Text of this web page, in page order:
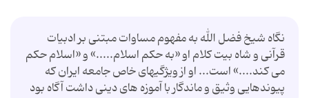
نگاه شیخ فضل الله به مفهوم مساوات مبتنی بر ادبیات
قرآنی و شاه بیت کلام او «به حکم اسلام.....» و «اسلام حکم
می کند....» است... او از ویژگیهای خاص جامعه ایران که
پیوندهایی وثیق و ماندگار با آموزه های دینی داشت آگاه بود